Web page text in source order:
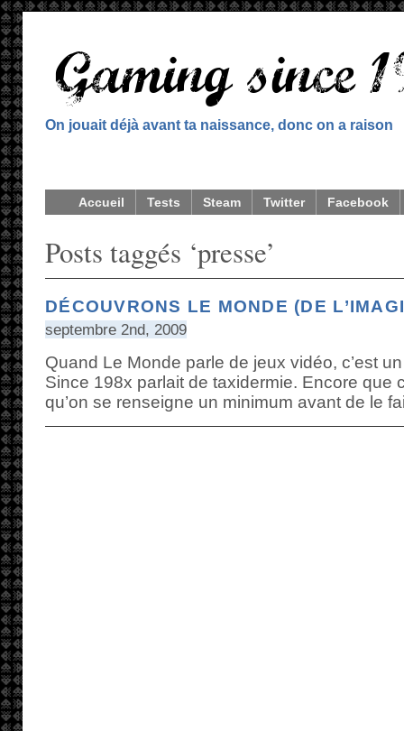
On jouait déjà avant ta naissance, donc on a raison
Accueil Tests Steam Twitter Facebook
Posts taggés ‘presse’
DÉCOUVRONS LE MONDE (DE
septembre 2nd, 2009
Quand Le Monde parle de jeux vidéo, c’est
Since 198x parlait de taxidermie. Encore que
qu’on se renseigne un minimum avant de le